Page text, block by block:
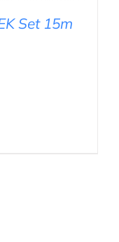
Set 15m